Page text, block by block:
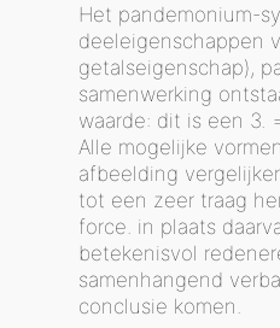
Het pandemonium-
deeleigenschappen
getalseigenschap),
samenwerking
waarde: dit is een 3.
Alle mogelijke
afbeelding
tot een zeer traag
force. in plaats
betekenisvol
samenhangend
conclusie komen.